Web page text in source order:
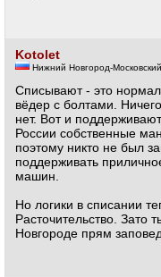
Kotolet
Нижний Новгород-Московский
Списывают - это
вёдер с болтами.
нет. Вот и
России собственные
поэтому никто не был
поддерживать
машин.
Но логики в списании
Расточительство. Зато
Новгороде прям